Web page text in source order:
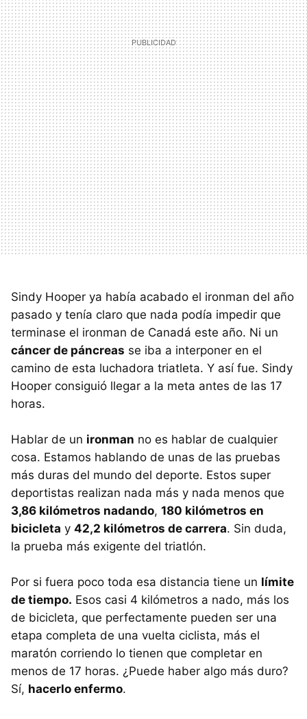
Sindy Hooper ya había acabado el ironman del año
pasado y tenía claro que nada podía impedir que
terminase el ironman de Canadá este año. Ni un
cáncer de páncreas se iba a interponer en el
camino de esta luchadora triatleta. Y así fue. Sindy
Hooper consiguió llegar a la meta antes de las 17
horas.
Hablar de un ironman no es hablar de cualquier
cosa. Estamos hablando de unas de las pruebas
más duras del mundo del deporte. Estos super
deportistas realizan nada más y nada menos que
3,86 kilómetros nadando, 180 kilómetros en
bicicleta y 42,2 kilómetros de carrera. Sin duda,
la prueba más exigente del triatlón.
Por si fuera poco toda esa distancia tiene un límite
de tiempo. Esos casi 4 kilómetros a nado, más los
de bicicleta, que perfectamente pueden ser una
etapa completa de una vuelta ciclista, más el
maratón corriendo lo tienen que completar en
menos de 17 horas. ¿Puede haber algo más duro?
Sí, hacerlo enfermo.